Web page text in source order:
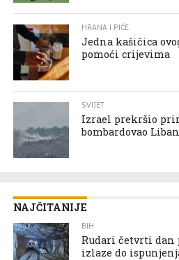
HRANA I PIĆE
Jedna kašičica
pomoći crijevima
SVIJET
Izrael prekršio
bombardovao Liban
NAJČITANIJE
BIH
Rudari četvrti dan
izlaze do